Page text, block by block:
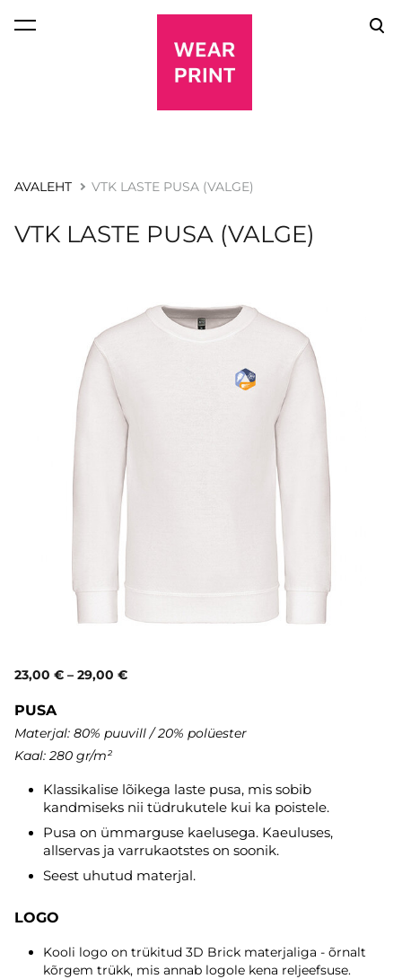
lisati ostukorvi.
AVALEHT VTK LASTE PUSA (VALGE)
VTK LASTE PUSA (VALGE)
23,00 € – 29,00 €
PUSA
Materjal: 80% puuvill / 20% polüester
Kaal: 280 gr/m²
Klassikalise lõikega laste pusa, mis sobib
kandmiseks nii tüdrukutele kui ka poistele.
Pusa on ümmarguse kaelusega. Kaeuluses,
allservas ja varrukaotstes on soonik.
Seest uhutud materjal.
LOGO
Kooli logo on trükitud 3D Brick materjaliga - õrnalt
kõrgem trükk, mis annab logole kena reljeefsuse.